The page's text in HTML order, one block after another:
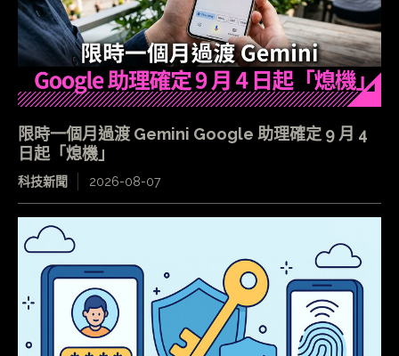
限時一個月過渡 Gemini Google 助理確定 9 月 4
日起「熄機」
科技新聞 2026-08-07